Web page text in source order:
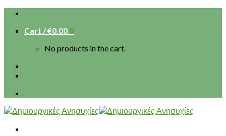
Skip
contentCart /€0.00 0
No products in the cart.